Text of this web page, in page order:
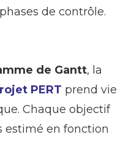
de contrôle.
de Gantt, la
PERT prend vie
Chaque objectif
estimé en fonction